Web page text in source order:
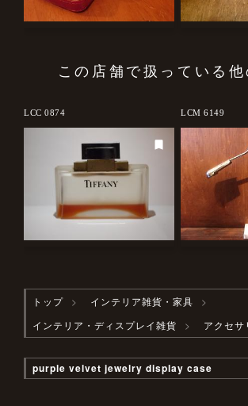
この店舗で扱っている
LCC 0874 LCM 6149
トップ
インテリア雑貨・家具
インテリア・ディスプレイ雑貨
アクセサ
purple velvet jewelry display case